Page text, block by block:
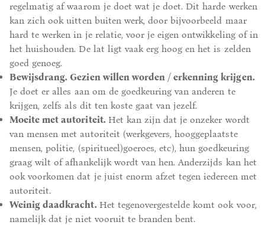
regelmatig af waarom je doet wat je doet. Dit harde werken
kan zich ook uitten buiten werk, door bijvoorbeeld maar
hard te werken in je relatie, voor je eigen ontwikkeling of in
het huishouden. De lat ligt vaak erg hoog en het is zelden
goed genoeg.
Bewijsdrang. Gezien willen worden / erkenning krijgen.
Je doet er alles aan om de goedkeuring van anderen te
krijgen, zelfs als dit ten koste gaat van jezelf.
Moeite met autoriteit. Het kan zijn dat je onzeker wordt
van mensen met autoriteit (werkgevers, hooggeplaatste
mensen, politie, (spiritueel)goeroes, etc), hun goedkeuring
graag wilt of afhankelijk wordt van hen. Anderzijds kan het
ook voorkomen dat je juist enorm afzet tegen iedereen met
autoriteit.
Weinig daadkracht. Het tegenovergestelde komt ook voor,
namelijk dat je niet vooruit te branden bent.